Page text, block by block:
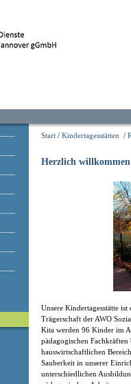
Start / Kindertagesstätten /
Herzlich willkommen
Unsere Kindertagesstätte
Trägerschaft der AWO
Kita werden 96 Kinder im
pädagogischen
hauswirtschaftlichen
Sauberkeit in unserer
unterschiedlichen